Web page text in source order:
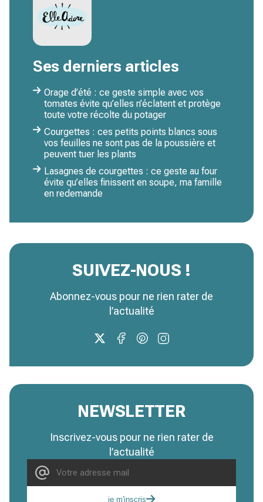
Ses derniers articles
Orage d’été : ce geste simple avec vos
tomates évite qu’elles n’éclatent et protège
toute votre récolte du potager
Courgettes : ces petits points blancs sous
vos feuilles ne sont pas de la poussière et
peuvent tuer les plants
Lasagnes de courgettes : ce geste au four
évite qu’elles finissent en soupe, ma famille
en redemande
SUIVEZ-NOUS !
Abonnez-vous pour ne rien rater de
l’actualité
NEWSLETTER
Inscrivez-vous pour ne rien rater de
l’actualité
je m'inscris